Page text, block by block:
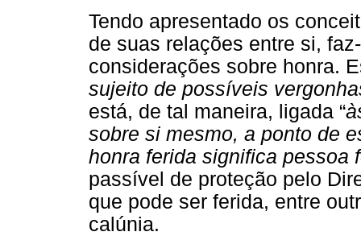
Tendo apresentado os
de suas relações entre si,
considerações sobre honra.
sujeito de possíveis
está, de tal maneira, ligada “
sobre si mesmo, a ponto de
honra ferida significa pessoa
passível de proteção pelo
que pode ser ferida, entre
calúnia.